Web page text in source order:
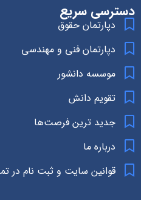
دسترسی سریع
دپارتمان حقوق
دپارتمان فنی و مهندسی
موسسه دانشور
تقویم دانش
جدید ترین فرصت‌ها
درباره ما
قوانین سایت و ثبت نام در